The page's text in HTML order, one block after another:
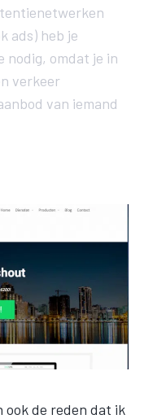
ads) heb je
nodig, omdat je in
verkeer
van iemand
ook de reden dat ik